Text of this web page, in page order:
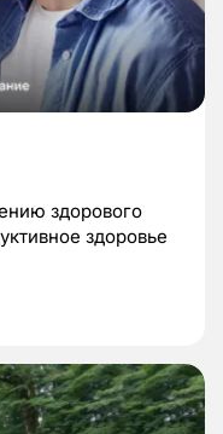
здорового
здоровье